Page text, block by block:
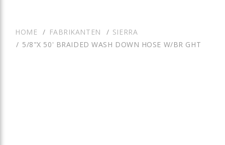
HOME FABRIKANTEN
SIERRA
5/8"X 50' BRAIDED WASH DOWN HOSE W/BR GHT